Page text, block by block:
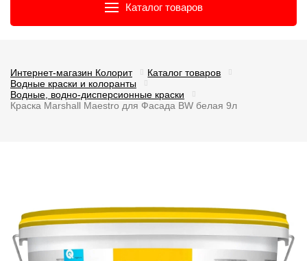
Каталог товаров
Интернет-магазин Колорит
Каталог товаров
Водные краски и колоранты
Водные, водно-дисперсионные краски
Краска Marshall Maestro для Фасада BW белая 9л